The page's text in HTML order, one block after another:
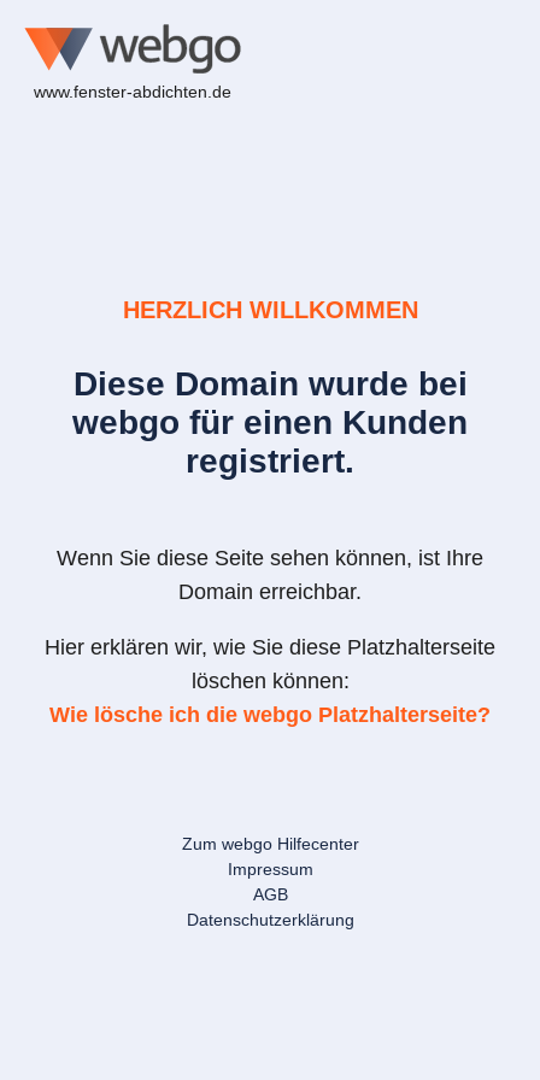
www.fenster-abdichten.de
HERZLICH WILLKOMMEN
Diese Domain wurde bei
webgo für einen Kunden
registriert.
Wenn Sie diese Seite sehen können, ist Ihre
Domain erreichbar.
Hier erklären wir, wie Sie diese Platzhalterseite
löschen können:
Wie lösche ich die webgo Platzhalterseite?
Zum webgo Hilfecenter
Impressum
AGB
Datenschutzerklärung